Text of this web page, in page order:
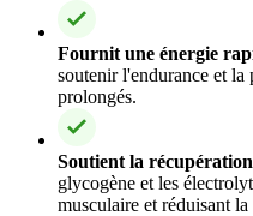
Fournit une énergie
soutenir l'endurance et la
prolongés.
Soutient la récupération
glycogène et les
musculaire et réduisant